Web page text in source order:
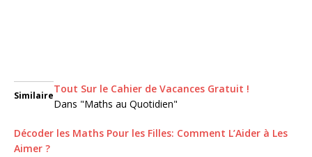
Similaire
Tout Sur le Cahier de Vacances Gratuit !
Dans "Maths au Quotidien"
Décoder les Maths Pour les Filles: Comment L’Aider à Les
Aimer ?